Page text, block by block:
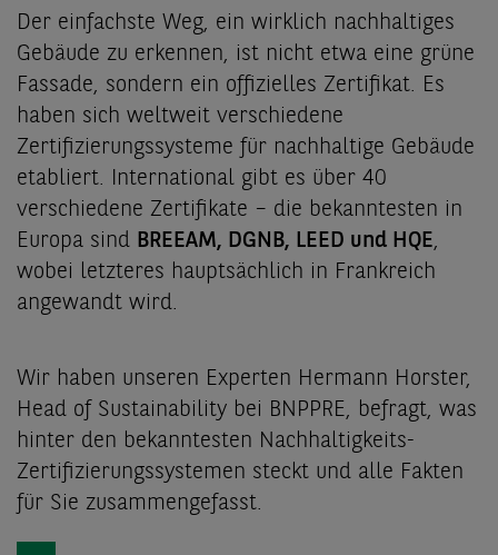
Der einfachste Weg, ein wirklich nachhaltiges
Gebäude zu erkennen, ist nicht etwa eine grüne
Fassade, sondern ein offizielles Zertifikat. Es
haben sich weltweit verschiedene
Zertifizierungssysteme für nachhaltige Gebäude
etabliert. International gibt es über 40
verschiedene Zertifikate – die bekanntesten in
Europa sind BREEAM, DGNB, LEED und HQE,
wobei letzteres hauptsächlich in Frankreich
angewandt wird.
Wir haben unseren Experten Hermann Horster,
Head of Sustainability bei BNPPRE, befragt, was
hinter den bekanntesten Nachhaltigkeits-
Zertifizierungssystemen steckt und alle Fakten
für Sie zusammengefasst.